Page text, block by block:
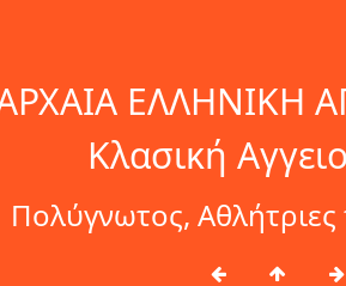
ΕΛΛΗΝΙΚΗ
Κλασική
Πολύγνωτος,